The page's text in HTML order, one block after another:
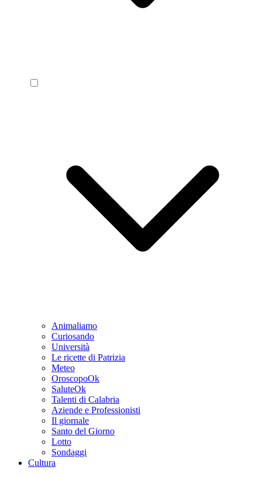
Animaliamo
Curiosando
Università
Le ricette di Patrizia
Meteo
OroscopoOk
SaluteOk
Talenti di Calabria
Aziende e Professionisti
Il giornale
Santo del Giorno
Lotto
Sondaggi
Cultura